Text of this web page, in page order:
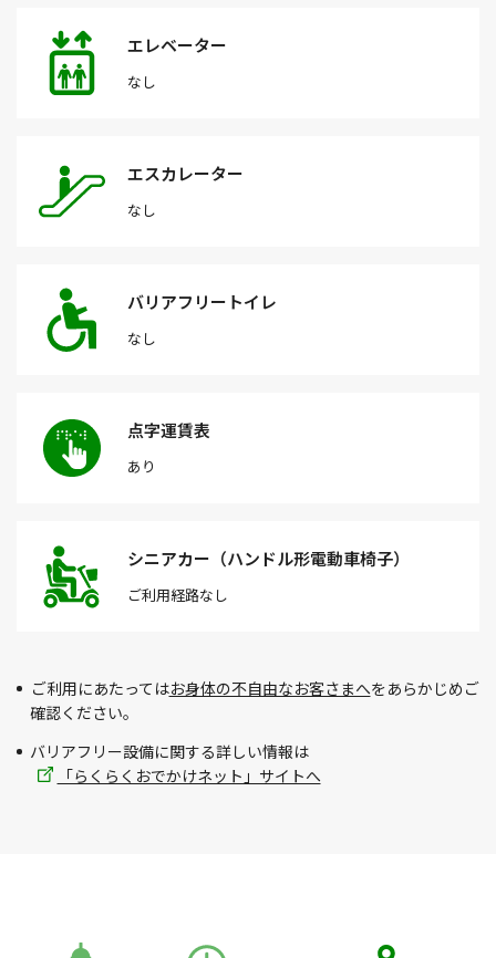
エレベーター
なし
エスカレーター
なし
バリアフリートイレ
なし
点字運賃表
あり
シニアカー（ハンドル形電動車椅子）
ご利用経路なし
ご利用にあたってはお身体の不自由なお客さまへをあらかじめご
確認ください。
バリアフリー設備に関する詳しい情報は
「らくらくおでかけネット」サイトへ